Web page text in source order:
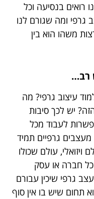
רואים בנסיעה וכל
גרפי ומה שגורם לנו
משהו הוא בין
רב…
עיצוב גרפי? מה
יש לכך סיבות
לעבוד מכל
גרפיים תמיד
ויזואלי, עולם שכולו
חברה או עסק
גרפי שיכין עבורם
תחום שיש בו אין סוף